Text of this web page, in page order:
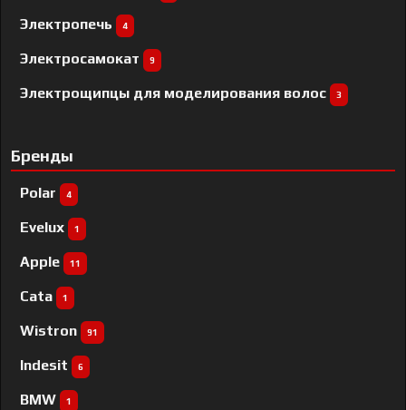
Электропечь 4
Электросамокат 9
Электрощипцы для моделирования волос 3
Бренды
Polar 4
Evelux 1
Apple 11
Cata 1
Wistron 91
Indesit 6
BMW 1